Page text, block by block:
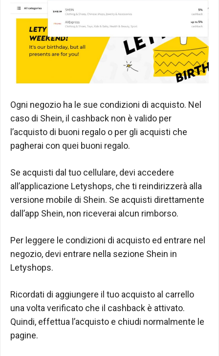
Ogni negozio ha le sue condizioni di acquisto. Nel
caso di Shein, il cashback non è valido per
l’acquisto di buoni regalo o per gli acquisti che
pagherai con quei buoni regalo.
Se acquisti dal tuo cellulare, devi accedere
all’applicazione Letyshops, che ti reindirizzerà alla
versione mobile di Shein. Se acquisti direttamente
dall’app Shein, non riceverai alcun rimborso.
Per leggere le condizioni di acquisto ed entrare nel
negozio, devi entrare nella sezione Shein in
Letyshops.
Ricordati di aggiungere il tuo acquisto al carrello
una volta verificato che il cashback è attivato.
Quindi, effettua l’acquisto e chiudi normalmente le
pagine.